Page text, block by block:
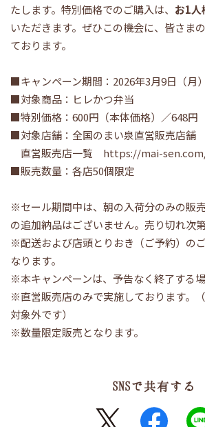
たします。特別価格でのご購入は、 お1人
いただきます。ぜひこの機会に、皆さま
ております。
■キャンペーン期間：2026年3月9日（月
■対象商品：ヒレかつ弁当
■特別価格：600円（本体価格）／648円
■対象店舗：全国のまい泉直営販売店舗
直営販売店一覧 https://mai-
■販売数量：各店50個限定
※セール期間中は、朝の入荷分のみの販
の追加納品はございません。売り切れ次
※配送および店頭とりおき（ご予約）の
なります。
※本キャンペーンは、予告なく終了する場
※直営販売店のみで実施しております。
対象外です）
※数量限定販売となります。
SNSで共有する